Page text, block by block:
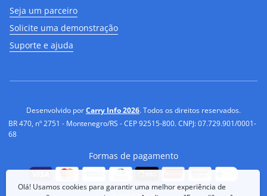
Seja um parceiro
Solicite uma demonstração
Suporte e ajuda
Desenvolvido porCarry Info 2026. Todos os direitos reservados.
BR 470, nº 2751 - Montenegro/RS - CEP 92515-800. CNPJ: 07.729.901/0001-
68
Formas de pagamento
Olá! Usamos cookies para garantir uma melhor experiência de